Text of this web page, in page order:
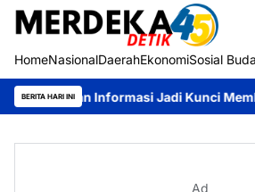
HomeNasionalDaerahEkonomiSosial
BERITA HARI INIJadi Kunci Membangun
Ad